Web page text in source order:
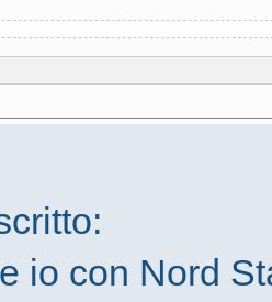
io con Nord